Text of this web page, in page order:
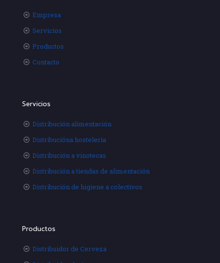
Empresa
Servicios
Productos
Contacto
Servicios
Distribución alimentación
Distribucióna hostelería
Distribución a vinotecas
Distribución a tiendas de alimentación
Distribución de higiene a colectivos
Productos
Distribuidor de Cerveza